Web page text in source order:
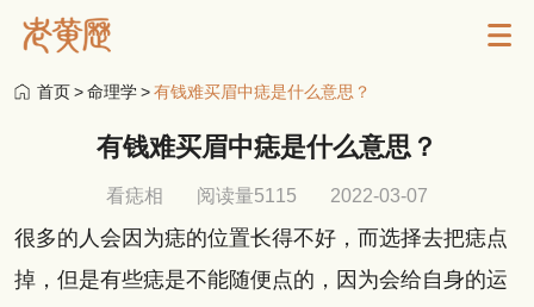
首页>命理学>有钱难买眉中痣是什么意思？
有钱难买眉中痣是什么意思？
看痣相 阅读量5115 2022-03-07
很多的人会因为痣的位置长得不好，而选择去把痣点
掉，但是有些痣是不能随便点的，因为会给自身的运